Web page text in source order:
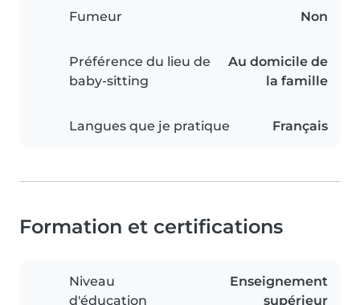
Fumeur Non
Préférence du lieu de
baby-sitting
Au domicile de
la famille
Langues que je pratique Français
Formation et certifications
Niveau
d'éducation
Enseignement
supérieur